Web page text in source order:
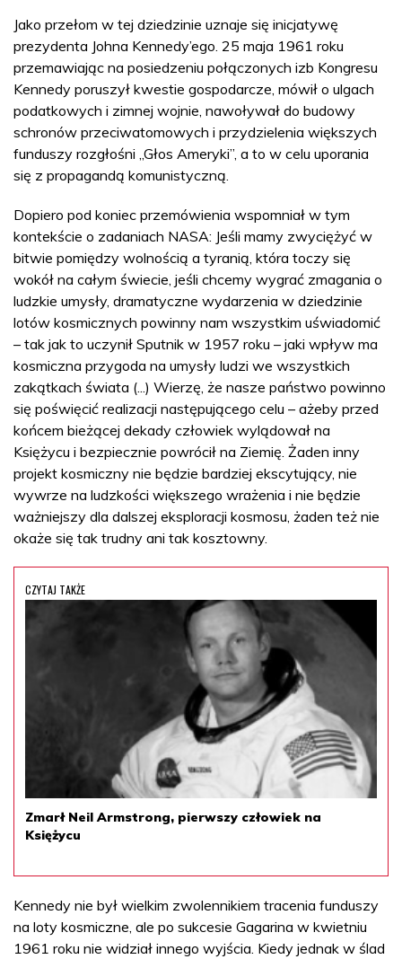
Jako przełom w tej dziedzinie uznaje się inicjatywę
prezydenta Johna Kennedy’ego. 25 maja 1961 roku
przemawiając na posiedzeniu połączonych izb Kongresu
Kennedy poruszył kwestie gospodarcze, mówił o ulgach
podatkowych i zimnej wojnie, nawoływał do budowy
schronów przeciwatomowych i przydzielenia większych
funduszy rozgłośni „Głos Ameryki”, a to w celu uporania
się z propagandą komunistyczną.
Dopiero pod koniec przemówienia wspomniał w tym
kontekście o zadaniach NASA: Jeśli mamy zwyciężyć w
bitwie pomiędzy wolnością a tyranią, która toczy się
wokół na całym świecie, jeśli chcemy wygrać zmagania o
ludzkie umysły, dramatyczne wydarzenia w dziedzinie
lotów kosmicznych powinny nam wszystkim uświadomić
– tak jak to uczynił Sputnik w 1957 roku – jaki wpływ ma
kosmiczna przygoda na umysły ludzi we wszystkich
zakątkach świata (...) Wierzę, że nasze państwo powinno
się poświęcić realizacji następującego celu – ażeby przed
końcem bieżącej dekady człowiek wylądował na
Księżycu i bezpiecznie powrócił na Ziemię. Żaden inny
projekt kosmiczny nie będzie bardziej ekscytujący, nie
wywrze na ludzkości większego wrażenia i nie będzie
ważniejszy dla dalszej eksploracji kosmosu, żaden też nie
okaże się tak trudny ani tak kosztowny.
CZYTAJ TAKŻE
Zmarł Neil Armstrong, pierwszy człowiek na
Księżycu
Kennedy nie był wielkim zwolennikiem tracenia funduszy
na loty kosmiczne, ale po sukcesie Gagarina w kwietniu
1961 roku nie widział innego wyjścia. Kiedy jednak w ślad